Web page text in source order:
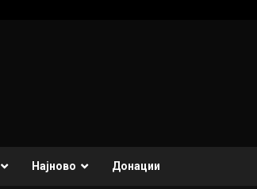
Најново Донации